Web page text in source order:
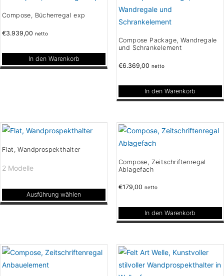
Optionen
können
Produktseite
Compose, Bücherregal exp
€3.939,00 netto
In den Warenkorb
Compose Package, Wandregale
und Schrankelement
€6.369,00 netto
In den Warenkorb
Flat, Wandprospekthalter
2 Modelle
Ausführung wählen
Dieses
mehrere
Varianten
auf.
Compose, Zeitschriftenregal
Ablagefach
€179,00 netto
In den Warenkorb